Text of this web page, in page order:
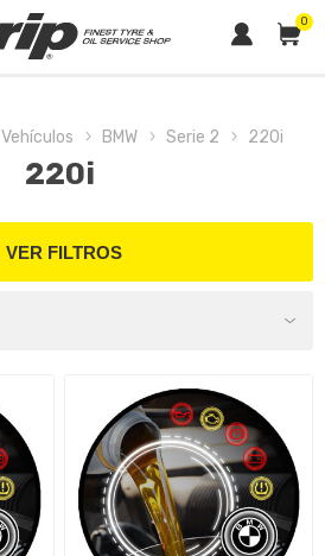
0
Vehículos BMW Serie 2 220i
220i
VER FILTROS